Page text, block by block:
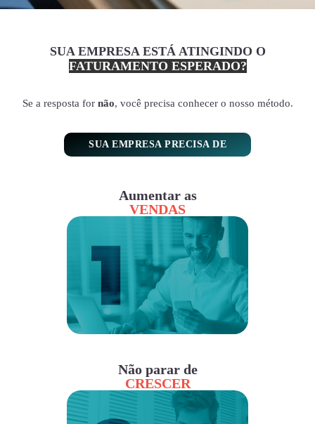
SUA EMPRESA ESTÁ ATINGINDO O
FATURAMENTO ESPERADO?
Se a resposta for não, você precisa conhecer o nosso método.
SUA EMPRESA PRECISA DE
Aumentar as
VENDAS
Não parar de
CRESCER